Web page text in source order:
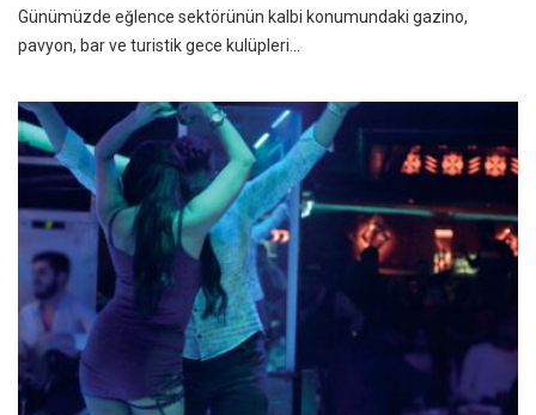
Günümüzde eğlence sektörünün kalbi konumundaki gazino,
pavyon, bar ve turistik gece kulüpleri…